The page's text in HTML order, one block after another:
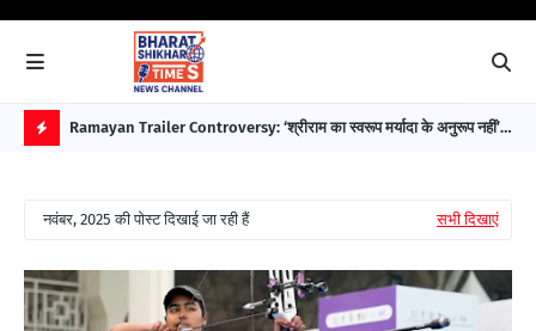
P
O
Ramayan Trailer Controversy: ‘श्रीराम का स्वरूप मर्यादा के अनुरूप नहीं’—
नवंबर, 2025 की पोस्ट दिखाई जा रही हैं सभी दिखाएं